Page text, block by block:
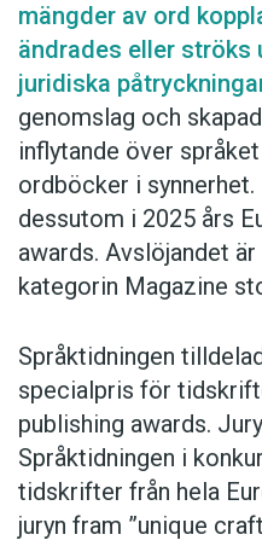
mängder av ord
ändrades eller ströks
juridiska
genomslag och
inflytande över
ordböcker i synnerhet.
dessutom i 2025 års
awards. Avslöjandet är
kategorin Magazine
Språktidningen
specialpris för
publishing awards.
Språktidningen i
tidskrifter från hela
juryn fram ”unique